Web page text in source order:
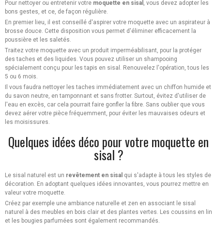
Pour nettoyer ou entretenir votre moquette en sisal
, vous devez adopter les
bons gestes, et ce, de façon régulière.
En premier lieu, il est conseillé d'aspirer votre moquette avec un aspirateur à
brosse douce. Cette disposition vous permet d'éliminer efficacement la
poussière et les saletés.
Traitez votre moquette avec un produit imperméabilisant, pour la protéger
des taches et des liquides. Vous pouvez utiliser un shampooing
spécialement conçu pour les tapis en sisal. Renouvelez l'opération, tous les
5 ou 6 mois.
Il vous faudra nettoyer les taches immédiatement avec un chiffon humide et
du savon neutre, en tamponnant et sans frotter. Surtout, évitez d'utiliser de
l'eau en excès, car cela pourrait faire gonfler la fibre. Sans oublier que vous
devez aérer votre pièce fréquemment, pour éviter les mauvaises odeurs et
les moisissures.
Quelques idées déco pour votre moquette en
sisal ?
Le sisal naturel est un revêtement en sisal qui s'adapte à tous les styles de
décoration. En adoptant quelques idées innovantes, vous pourrez mettre en
valeur votre moquette.
Créez par exemple une ambiance naturelle et zen en associant le sisal
naturel à des meubles en bois clair et des plantes vertes. Les coussins en lin
et les bougies parfumées sont également recommandés.